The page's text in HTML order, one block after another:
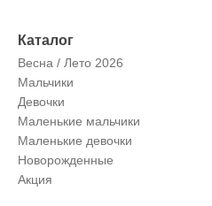
Каталог
Весна / Лето 2026
Мальчики
Девочки
Маленькие мальчики
Маленькие девочки
Новорожденные
Акция